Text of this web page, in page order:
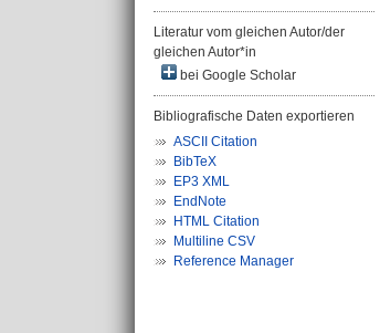
Literatur vom gleichen Autor/der
gleichen Autor*in
bei Google Scholar
Bibliografische Daten exportieren
ASCII Citation
BibTeX
EP3 XML
EndNote
HTML Citation
Multiline CSV
Reference Manager